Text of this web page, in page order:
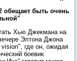
быть очень
Хью Джекмана на
Элтона Джона
где он, ожидая
боевик